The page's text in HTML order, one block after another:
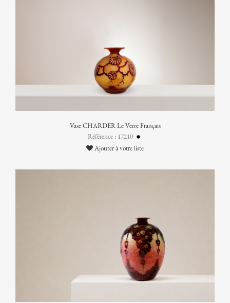
Vase CHARDER Le Verre Français
Référence : 17210
Ajouter à votre liste